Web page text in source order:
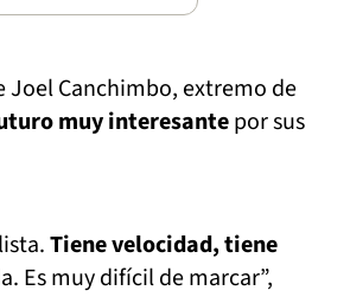
Joel Canchimbo, extremo de
muy interesantepor sus
Tiene velocidad, tiene
Es muy difícil de marcar”,